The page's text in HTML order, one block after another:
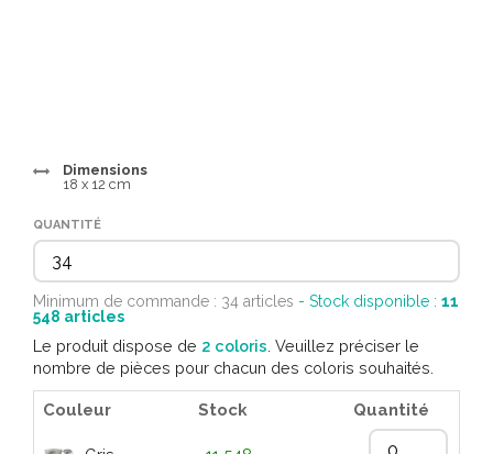
Dimensions
18 x 12 cm
QUANTITÉ
Minimum de commande : 34 articles - Stock disponible : 11
548 articles
Le produit dispose de 2 coloris . Veuillez préciser le
nombre de pièces pour chacun des coloris souhaités.
Couleur Stock Quantité